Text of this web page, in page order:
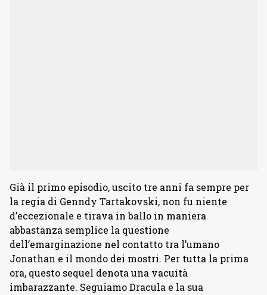
Già il primo episodio, uscito tre anni fa sempre per
la regia di Genndy Tartakovski, non fu niente
d’eccezionale e tirava in ballo in maniera
abbastanza semplice la questione
dell’emarginazione nel contatto tra l’umano
Jonathan e il mondo dei mostri. Per tutta la prima
ora, questo sequel denota una vacuità
imbarazzante. Seguiamo Dracula e la sua